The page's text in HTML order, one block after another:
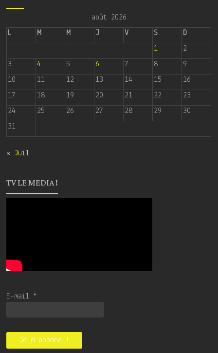
août 2026
L
M M J V S
D
1
2
3
4 5 6 7 8
9
10
11 12 13 14 15
16
17
18 19 20 21 22
23
24
25 26 27 28 29
30
31
« Juil
TV LE MEDIA !
E-mail *